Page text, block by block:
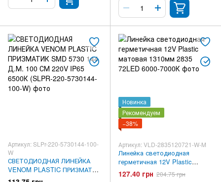
Артикул: SLPr-220-5730144-100-
W
СВЕТОДИОДНАЯ ЛИНЕЙКА
VENOM PLASTIC ПРИЗМАТИК
SMD 5730 144 Д.М. 100 СМ
Новинка
Рекомендуем
−38%
Артикул: VLD-2835120721-W-M
Линейка светодиодная
герметичная 12V Plastic
матовая 1310мм 2835 72LED
6000-7000К
127.40 грн 204.75 грн